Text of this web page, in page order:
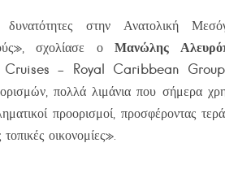
δυνατότητες στην Ανατολική
σχολίασε ο Μανώλης
– Royal Caribbean
πολλά λιμάνια που σήμερα
προορισμοί, προσφέροντας
οικονομίες».